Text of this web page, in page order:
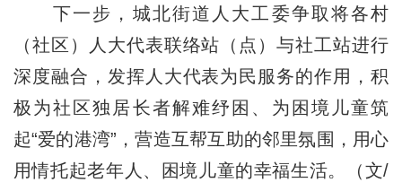
下一步，城北街道人大工委争取将各村
（社区）人大代表联络站（点）与社工站进行
深度融合，发挥人大代表为民服务的作用，积
极为社区独居长者解难纾困、为困境儿童筑
起“爱的港湾”，营造互帮互助的邻里氛围，用心
用情托起老年人、困境儿童的幸福生活。（文/